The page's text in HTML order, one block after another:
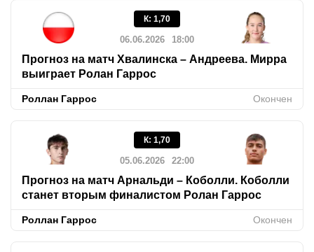
К: 1,70
06.06.2026 18:00
Прогноз на матч Хвалинска – Андреева. Мирра
выиграет Ролан Гаррос
Роллан Гаррос Окончен
К: 1,70
05.06.2026 22:00
Прогноз на матч Арнальди – Коболли. Коболли
станет вторым финалистом Ролан Гаррос
Роллан Гаррос Окончен